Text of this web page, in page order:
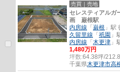
売買｜売地
セレスティアル
画 巌根駅
内房線 「 巌根 」駅
久留里線 「 祇園 」
内房線 「 木更津 」
1,480万円
坪数:64.38坪/
千葉県木更津市高